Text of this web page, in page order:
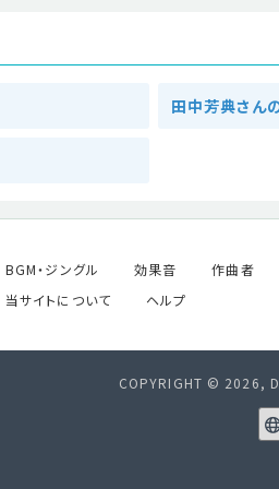
田中芳典さん
BGM・ジングル 効果音 作曲者
当サイトについて
ヘルプ
COPYRIGHT © 2026,